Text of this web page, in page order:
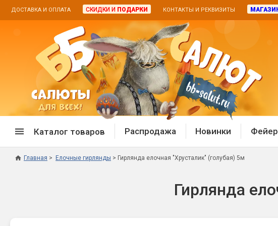
ДОСТАВКА И ОПЛАТА СКИДКИ И ПОДАРКИ КОНТАКТЫ И РЕКВИЗИТЫ
Каталог товаров
Дневные батареи
Распродажа Новинки
Главная Елочные гирлянды Гирлянда елочная "Хрусталик" (голубая) 5м
Гирлянда